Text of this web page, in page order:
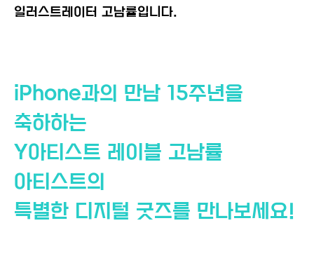
일러스트레이터 고남률입니다.
iPhone과의 만남 15주년을
축하하는
Y아티스트 레이블 고남률
아티스트의
특별한 디지털 굿즈를 만나보세요!